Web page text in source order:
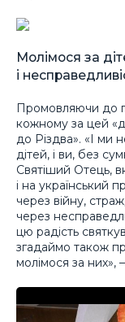
Молімося за
і
Промовляючи до
кожному за цей
до Різдва». «І ми
дітей, і ви, без
Святіший Отець,
і на український
через війну,
через
цю радість
згадаймо також
молімося за